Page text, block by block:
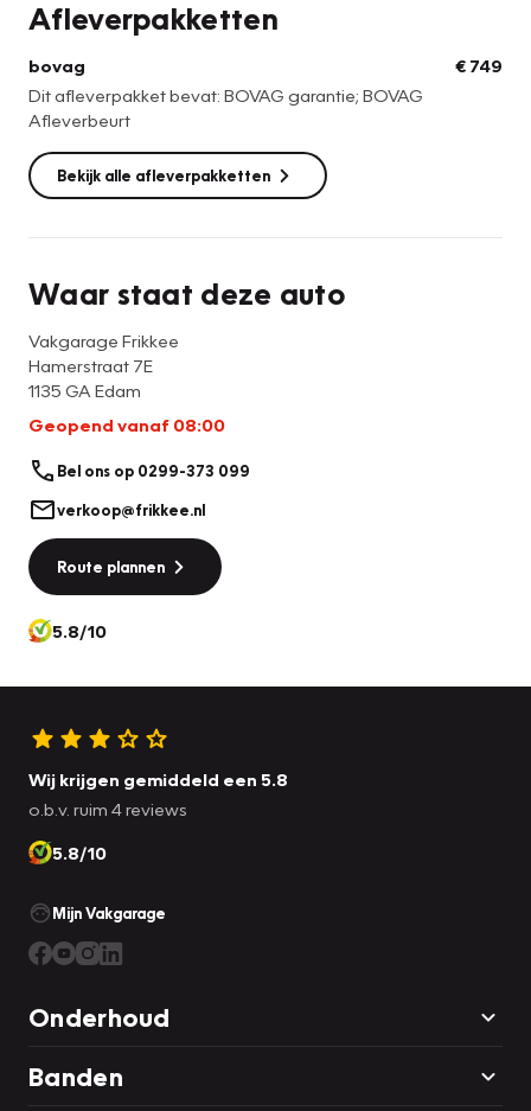
Afleverpakketten
bovag
Dit afleverpakket bevat: BOVAG garantie; BOVAG
Afleverbeurt
€ 749
Bekijk alle afleverpakketten
Waar staat deze auto
Vakgarage Frikkee
Hamerstraat 7E
1135 GA Edam
Geopend vanaf 08:00
Bel ons op 0299-373 099
verkoop@frikkee.nl
Route plannen
5.8/10
Wij krijgen gemiddeld een 5.8
o.b.v. ruim 4 reviews
5.8/10
Mijn Vakgarage
Onderhoud
Banden